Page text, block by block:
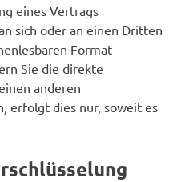
eines Vertrags
sich oder an einen Dritten
Format
Sie die direkte
anderen
erfolgt dies nur, soweit es